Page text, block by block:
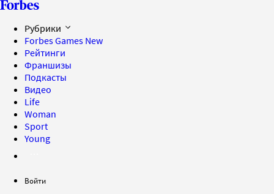
Рубрики
Forbes Games New
Рейтинги
Франшизы
Подкасты
Видео
Life
Woman
Sport
Young
Войти